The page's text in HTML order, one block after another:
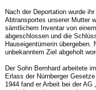
Nach der Deportation wurde
Abtransportes unserer Mutter
sämtlichem Inventar von
abgeschlossen und die
Hauseigentümerin
unbekanntem Ziel abgeholt
Der Sohn Bernhard arbeitete
Erlass der Nürnberger
1944 fand er Arbeit bei der AG